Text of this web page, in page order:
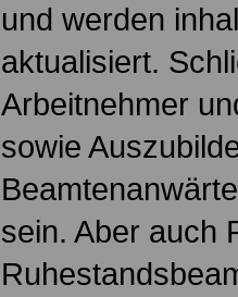
und werden
aktualisiert.
Arbeitnehmer
sowie
sein. Aber auch